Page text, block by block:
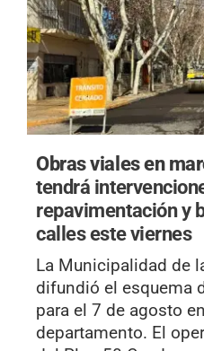
Obras viales en
tendrá
repavimentación y
calles este viernes
La Municipalidad de
difundió el esquema
para el 7 de agosto
departamento. El